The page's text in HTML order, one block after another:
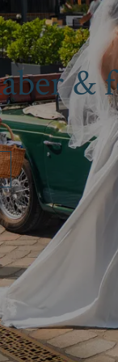
&